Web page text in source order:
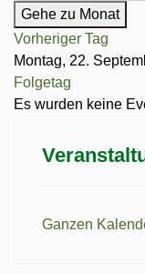
Gehe zu Monat
Vorheriger Tag
Montag, 22.
Folgetag
Es wurden keine
Ganzen